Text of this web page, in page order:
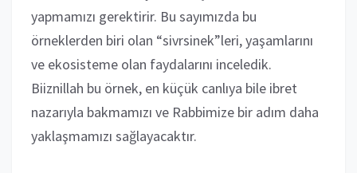
yapmamızı gerektirir. Bu sayımızda bu
örneklerden biri olan “sivrsinek”leri, yaşamlarını
ve ekosisteme olan faydalarını inceledik.
Biiznillah bu örnek, en küçük canlıya bile ibret
nazarıyla bakmamızı ve Rabbimize bir adım daha
yaklaşmamızı sağlayacaktır.